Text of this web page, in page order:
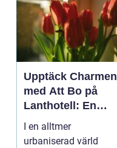
Upptäck Charmen
med Att Bo på
Lanthotell: En
Unik Upplevelse
på Smålandstorpet
I en alltmer
urbaniserad värld